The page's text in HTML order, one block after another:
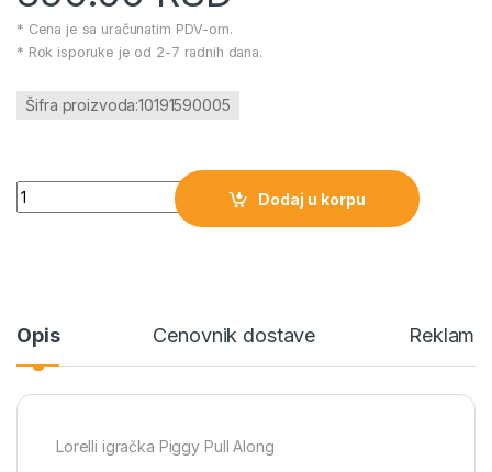
* Cena je sa uračunatim PDV-om.
* Rok isporuke je od 2-7 radnih dana.
Šifra proizvoda:10191590005
Lorelli igračka Piggy Pull Along količina
Dodaj u korpu
Opis Cenovnik dostave
Lorelli igračka Piggy Pull Along